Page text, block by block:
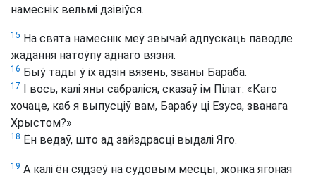
намеснік вельмі дзівіўся.
15 На свята намеснік меў звычай адпускаць паводле
жадання натоўпу аднаго вязня.
16 Быў тады ў іх адзін вязень, званы Бараба.
17 І вось, калі яны сабраліся, сказаў ім Пілат: «Каго
хочаце, каб я выпусціў вам, Барабу ці Езуса, званага
Хрыстом?»
18 Ён ведаў, што ад зайздрасці выдалі Яго.
19 А калі ён сядзеў на судовым месцы, жонка ягоная